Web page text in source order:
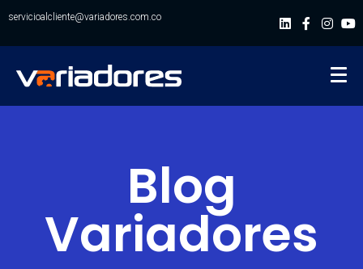
servicioalcliente@variadores.com.co
Blog
Variadores